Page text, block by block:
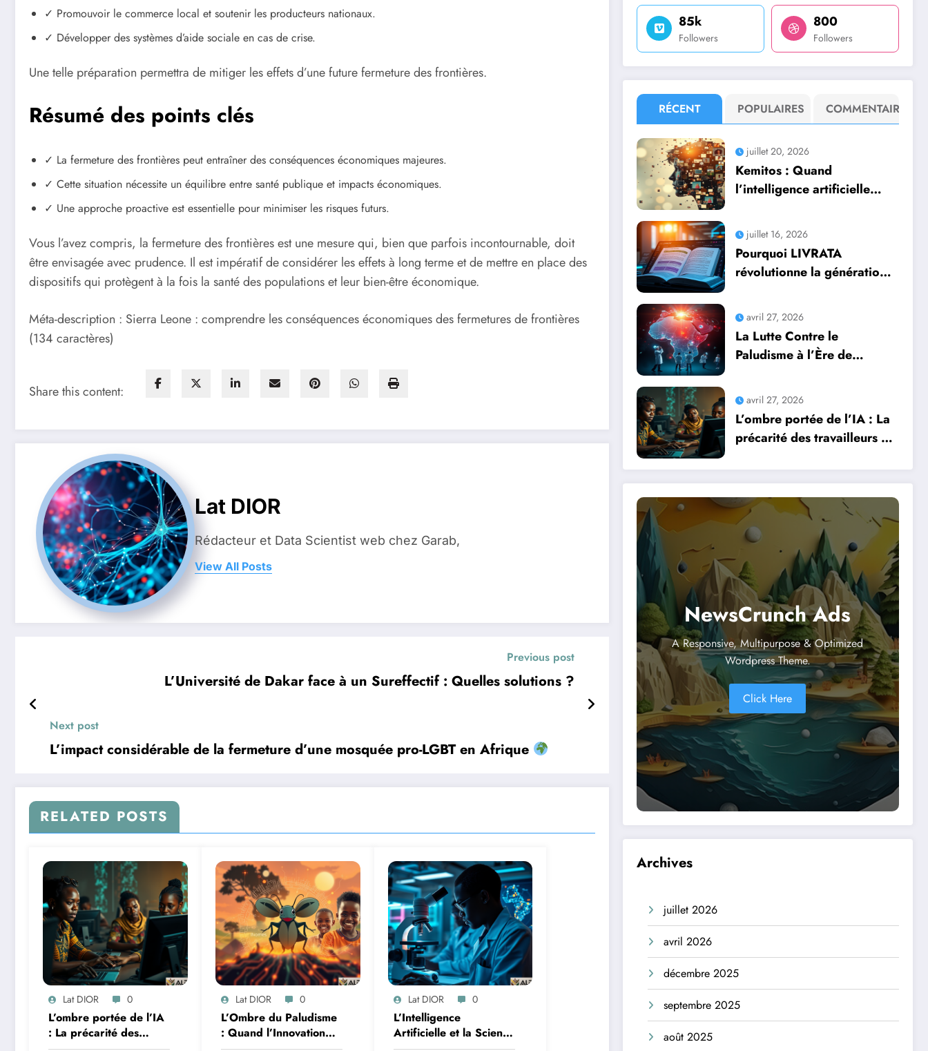
✓ Promouvoir le commerce local et soutenir les producteurs nationaux.
✓ Développer des systèmes d’aide sociale en cas de crise.
Une telle préparation permettra de mitiger les effets d’une future fermeture des frontières.
Résumé des points clés
✓ La fermeture des frontières peut entraîner des conséquences économiques majeures.
✓ Cette situation nécessite un équilibre entre santé publique et impacts économiques.
✓ Une approche proactive est essentielle pour minimiser les risques futurs.
Vous l’avez compris, la fermeture des frontières est une mesure qui, bien que parfois incontournable, doit
être envisagée avec prudence. Il est impératif de considérer les effets à long terme et de mettre en place des
dispositifs qui protègent à la fois la santé des populations et leur bien-être économique.
Méta-description : Sierra Leone : comprendre les conséquences économiques des fermetures de frontières
(134 caractères)
Share this content:
Lat DIOR
Rédacteur et Data Scientist web chez Garab,
View All Posts
Previous post
L’Université de Dakar face à un Sureffectif : Quelles solutions ?
Next post
L’impact considérable de la fermeture d’une mosquée pro-LGBT en Afrique
RELATED POSTS
Lat DIOR 0
L’ombre portée de l’IA
: La précarité des
travailleurs du clic en
Lat DIOR 0
L’Ombre du Paludisme
: Quand l’Innovation
Africaine et l’IA
Lat DIOR 0
L’Intelligence
Artificielle et la Science
des Données : Un
85k
Followers
800
Followers
RÉCENT POPULAIRES COMMENTAIRE
juillet 20, 2026
Kemitos : Quand
l’intelligence artificielle
juillet 16, 2026
Pourquoi LIVRATA
révolutionne la génération
professionnels avec
l’intelligence artificielle
avril 27, 2026
La Lutte Contre le
Paludisme à l’Ère de
Une Course Contre la
Montre Africaine
avril 27, 2026
L’ombre portée de l’IA : La
précarité des travailleurs du
révolution numérique
NewsCrunch Ads
A Responsive, Multipurpose & Optimized
Wordpress Theme.
Click Here
Archives
juillet 2026
avril 2026
décembre 2025
septembre 2025
août 2025